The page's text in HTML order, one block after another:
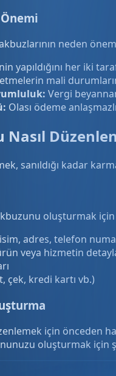
neden
yapıldığını her iki
mali
Vergi
Olası ödeme
sanıldığı kadar
oluşturmak
adres, telefon
veya hizmetin
çek, kredi kartı vb.)
için önceden
oluşturmak için